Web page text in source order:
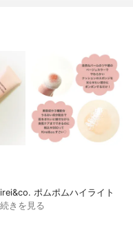
ポムポムハイライト
続きを見る